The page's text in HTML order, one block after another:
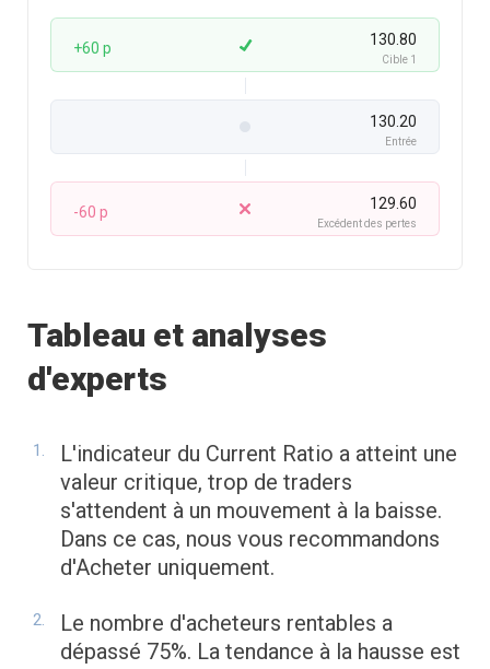
+60 p 130.80
Cible 1
130.20
Entrée
-60 p 129.60
Excédent des pertes
Tableau et analyses
d'experts
L'indicateur du Current Ratio a atteint une
valeur critique, trop de traders
s'attendent à un mouvement à la baisse.
Dans ce cas, nous vous recommandons
d'Acheter uniquement.
Le nombre d'acheteurs rentables a
dépassé 75%. La tendance à la hausse est